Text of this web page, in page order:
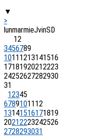
▼
>
lunmarmieJvinS D
12
3456789
1011 1213141516
17181920212223
24252627282930
31
12345
67891011 12
13141516171819
20212223242526
2728293031